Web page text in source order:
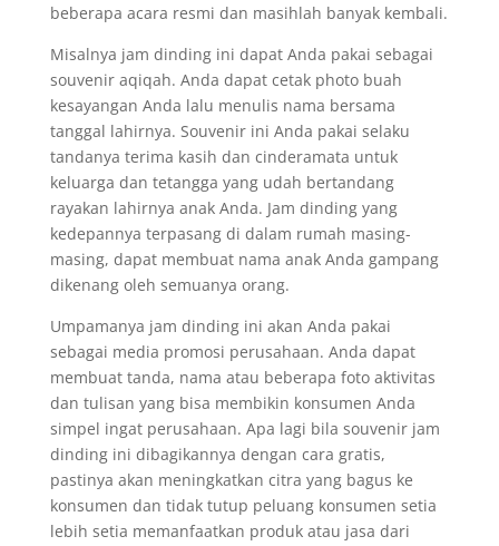
beberapa acara resmi dan masihlah banyak kembali.
Misalnya jam dinding ini dapat Anda pakai sebagai
souvenir aqiqah. Anda dapat cetak photo buah
kesayangan Anda lalu menulis nama bersama
tanggal lahirnya. Souvenir ini Anda pakai selaku
tandanya terima kasih dan cinderamata untuk
keluarga dan tetangga yang udah bertandang
rayakan lahirnya anak Anda. Jam dinding yang
kedepannya terpasang di dalam rumah masing-
masing, dapat membuat nama anak Anda gampang
dikenang oleh semuanya orang.
Umpamanya jam dinding ini akan Anda pakai
sebagai media promosi perusahaan. Anda dapat
membuat tanda, nama atau beberapa foto aktivitas
dan tulisan yang bisa membikin konsumen Anda
simpel ingat perusahaan. Apa lagi bila souvenir jam
dinding ini dibagikannya dengan cara gratis,
pastinya akan meningkatkan citra yang bagus ke
konsumen dan tidak tutup peluang konsumen setia
lebih setia memanfaatkan produk atau jasa dari